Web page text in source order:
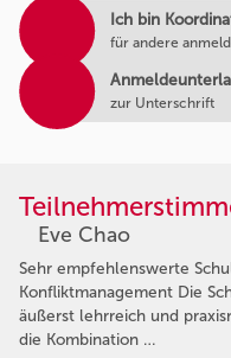
Ich bin
für andere
zur Unterschrift
Eve Chao
Sehr empfehlenswerte
Konfliktmanagement Die
äußerst lehrreich und
die Kombination …